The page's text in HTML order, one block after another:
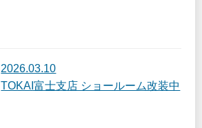
2026.03.10
TOKAI富士支店 ショールーム改装中